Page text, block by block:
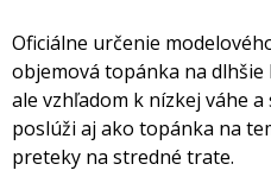
Oficiálne určenie
objemová topánka na
ale vzhľadom k nízkej váhe
poslúži aj ako topánka na
preteky na stredné trate.